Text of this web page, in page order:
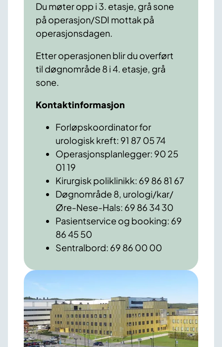
Du møter opp i 3. etasje, grå sone
på operasjon/SDI mottak på
operasjonsdagen.
Etter operasjonen blir du overført
til døgnområde 8 i 4. etasje, grå
sone.
Kontaktinformasjon
Forløpskoordinator for
urologisk kreft: 91 87 05 74
Operasjonsplanlegger: 90 25
01 19
Kirurgisk poliklinikk: 69 86 81 67
Døgnområde 8, urologi/kar/
Øre-Nese-Hals: 69 86 34 30
Pasientservice og booking: 69
86 45 50
Sentralbord: 69 86 00 00